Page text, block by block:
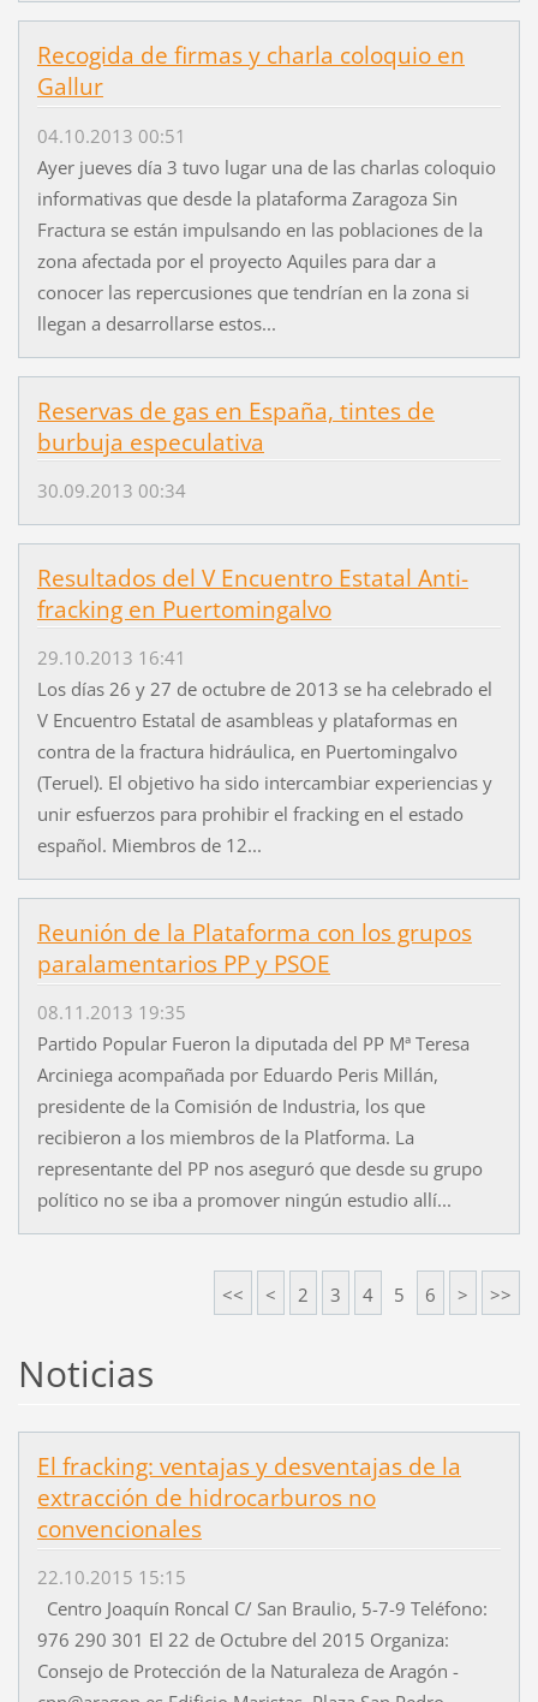
Recogida de firmas y charla coloquio en
Gallur
04.10.2013 00:51
Ayer jueves día 3 tuvo lugar una de las charlas coloquio
informativas que desde la plataforma Zaragoza Sin
Fractura se están impulsando en las poblaciones de la
zona afectada por el proyecto Aquiles para dar a
conocer las repercusiones que tendrían en la zona si
llegan a desarrollarse estos...
Reservas de gas en España, tintes de
burbuja especulativa
30.09.2013 00:34
Resultados del V Encuentro Estatal Anti-
fracking en Puertomingalvo
29.10.2013 16:41
Los días 26 y 27 de octubre de 2013 se ha celebrado el
V Encuentro Estatal de asambleas y plataformas en
contra de la fractura hidráulica, en Puertomingalvo
(Teruel). El objetivo ha sido intercambiar experiencias y
unir esfuerzos para prohibir el fracking en el estado
español. Miembros de 12...
Reunión de la Plataforma con los grupos
paralamentarios PP y PSOE
08.11.2013 19:35
Partido Popular Fueron la diputada del PP Mª Teresa
Arciniega acompañada por Eduardo Peris Millán,
presidente de la Comisión de Industria, los que
recibieron a los miembros de la Platforma. La
representante del PP nos aseguró que desde su grupo
político no se iba a promover ningún estudio allí...
<< < 2 3 4 5 6 > >>
Noticias
El fracking: ventajas y desventajas de la
extracción de hidrocarburos no
convencionales
22.10.2015 15:15
Centro Joaquín Roncal C/ San Braulio, 5-7-9 Teléfono:
976 290 301 El 22 de Octubre del 2015 Organiza:
Consejo de Protección de la Naturaleza de Aragón -